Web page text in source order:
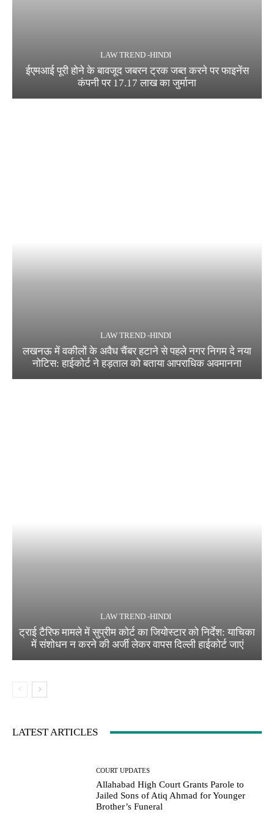
LAW TREND -HINDI
ईएमआई पूरी होने के बावजूद जबरन ट्रक जब्त करने पर फाइनेंस
कंपनी पर 17.17 लाख का जुर्माना
LAW TREND -HINDI
लखनऊ में वकीलों के अवैध चैंबर हटाने से पहले नगर निगम दे नया
नोटिस: हाईकोर्ट ने हड़ताल को बताया आपराधिक अवमानना
LAW TREND -HINDI
ट्राई टैरिफ मामले में सुप्रीम कोर्ट का जियोस्टार को निर्देश: याचिका
में संशोधन न करने की अर्जी लेकर वापस दिल्ली हाईकोर्ट जाएं
LATEST ARTICLES
COURT UPDATES
Allahabad High Court Grants Parole to
Jailed Sons of Atiq Ahmad for Younger
Brother’s Funeral